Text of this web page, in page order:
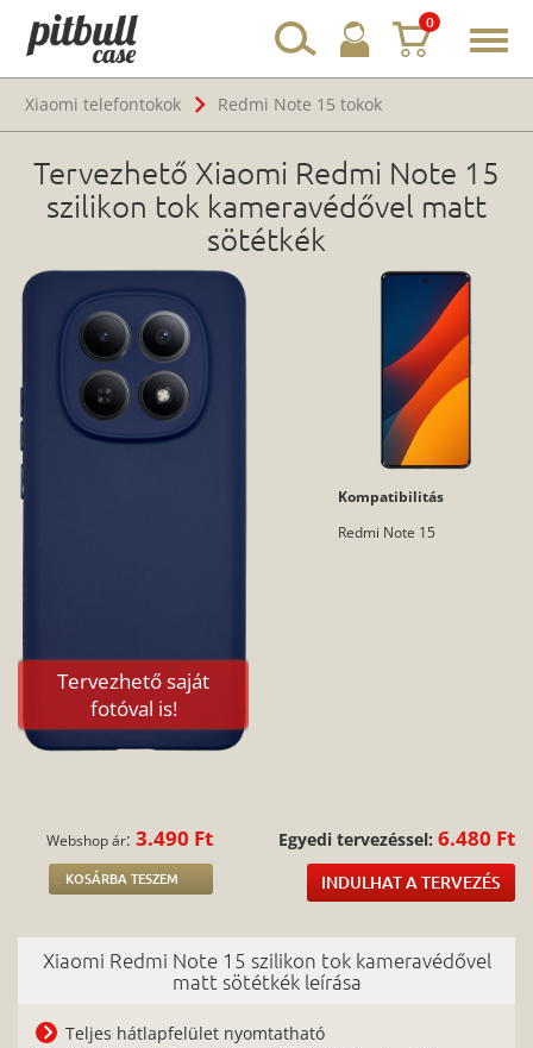
0
Xiaomi telefontokok
Redmi Note 15 tokok
Tervezhető Xiaomi Redmi Note 15
szilikon tok kameravédővel matt
sötétkék
Tervezhető saját
fotóval is!
Kompatibilitás
Redmi Note 15
Webshop ár:3.490 Ft
KOSÁRBA TESZEM
Egyedi tervezéssel: 6.480 Ft
INDULHAT A TERVEZÉS
Xiaomi Redmi Note 15 szilikon tok kameravédővel
matt sötétkék leírása
Teljes hátlapfelület nyomtatható